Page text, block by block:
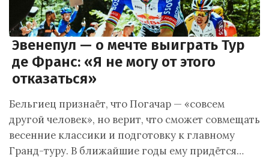
Эвенепул — о мечте выиграть Тур
де Франс: «Я не могу от этого
отказаться»
Бельгиец признаёт, что Погачар — «совсем
другой человек», но верит, что сможет совмещать
весенние классики и подготовку к главному
Гранд-туру. В ближайшие годы ему придётся…